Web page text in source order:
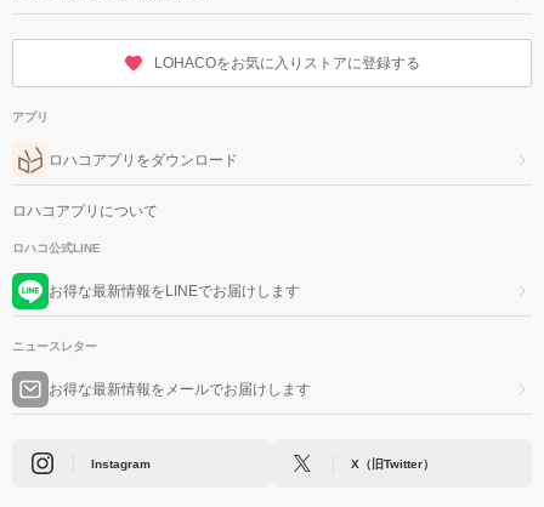
LOHACOをお気に入りストアに登録する
アプリ
ロハコアプリをダウンロード
ロハコアプリについて
ロハコ公式LINE
お得な最新情報をLINEでお届けします
ニュースレター
お得な最新情報をメールでお届けします
Instagram X（旧Twitter）